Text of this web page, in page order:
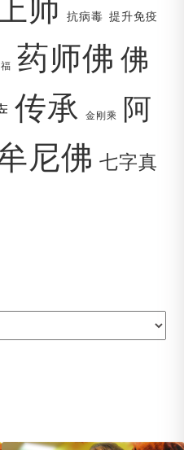
抗病毒 提升免疫
药师佛 佛
传承 金刚乘
阿
尼佛 七字真